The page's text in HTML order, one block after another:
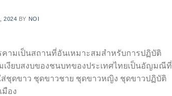
2024 BY NOI
ามเป็นสถานที่อันเหมาะสมสำหรับการปฏิบัติ
งียบสงบของชนบทของประเทศไทยเป็นอัญมณีที่
ชุดขาว ชุดขาวชาย ชุดขาวหญิง ชุดขาวปฏิบัติ
มือง